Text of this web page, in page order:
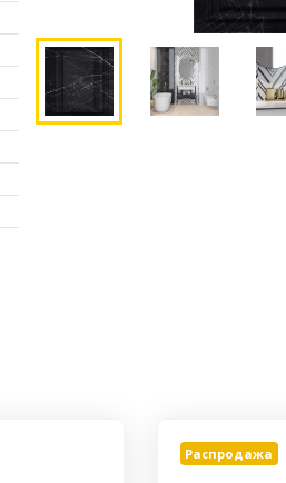
Распродажа